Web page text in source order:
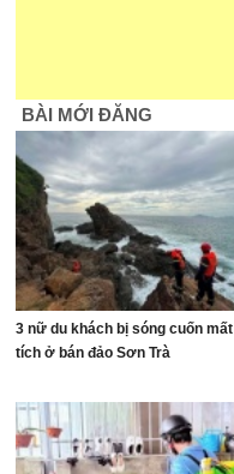
BÀI MỚI ĐĂNG
3 nữ du khách bị sóng cuốn mất
tích ở bán đảo Sơn Trà